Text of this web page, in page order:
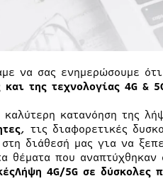
να σας ενημερώσουμε
και της τεχνολογίας 4G &
καλύτερη κατανόηση της
, τις διαφορετικές
διάθεσή μας για να
θέματα που
Λήψη 4G/5G σε δύσκολες